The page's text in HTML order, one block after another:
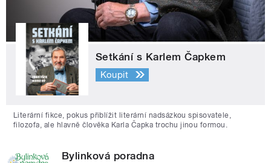
Setkání s Karlem Čapkem
Koupit
Literární fikce, pokus přiblížit literární nadsázkou spisovatele,
filozofa, ale hlavně člověka Karla Čapka trochu jinou formou.
Bylinková poradna